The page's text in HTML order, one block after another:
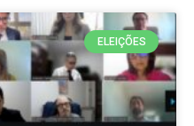
ELEIÇÕES